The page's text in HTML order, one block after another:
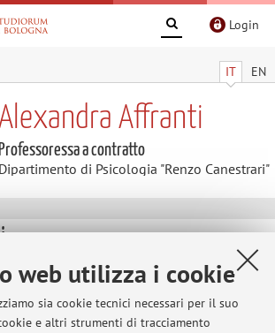
web utilizza i cookie
sia cookie tecnici necessari per il suo
e altri strumenti di tracciamento
Login
IT EN
Affranti
Professoressa a contratto
Dipartimento di Psicologia "Renzo Canestrari"
presenti contenuti.